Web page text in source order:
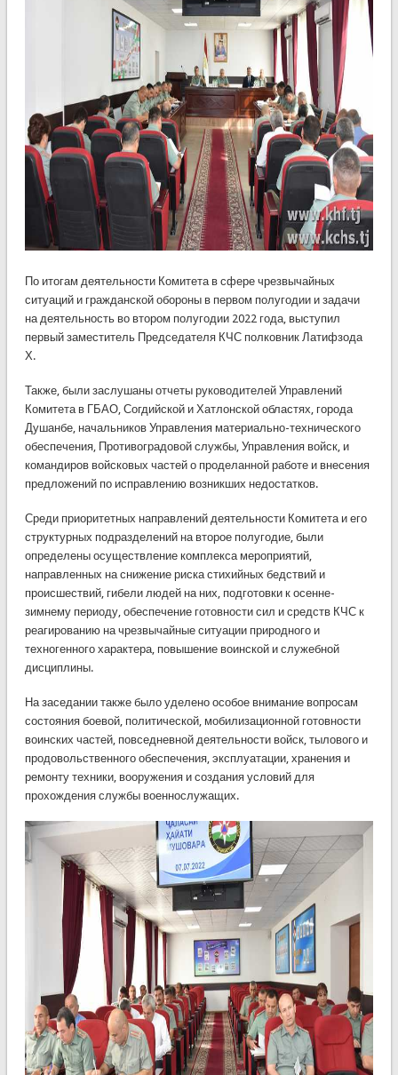
По итогам деятельности Комитета в сфере чрезвычайных
ситуаций и гражданской обороны в первом полугодии и задачи
на деятельность во втором полугодии 2022 года, выступил
первый заместитель Председателя КЧС полковник Латифзода
Х.
Также, были заслушаны отчеты руководителей Управлений
Комитета в ГБАО, Согдийской и Хатлонской областях, города
Душанбе, начальников Управления материально-технического
обеспечения, Противоградовой службы, Управления войск, и
командиров войсковых частей о проделанной работе и внесения
предложений по исправлению возникших недостатков.
Среди приоритетных направлений деятельности Комитета и его
структурных подразделений на второе полугодие, были
определены осуществление комплекса мероприятий,
направленных на снижение риска стихийных бедствий и
происшествий, гибели людей на них, подготовки к осенне-
зимнему периоду, обеспечение готовности сил и средств КЧС к
реагированию на чрезвычайные ситуации природного и
техногенного характера, повышение воинской и служебной
дисциплины.
На заседании также было уделено особое внимание вопросам
состояния боевой, политической, мобилизационной готовности
воинских частей, повседневной деятельности войск, тылового и
продовольственного обеспечения, эксплуатации, хранения и
ремонту техники, вооружения и создания условий для
прохождения службы военнослужащих.